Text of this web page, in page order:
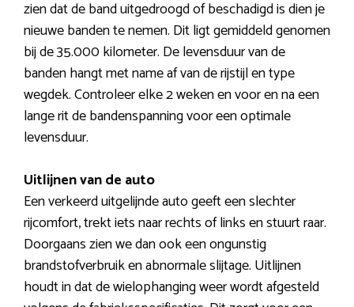
zien dat de band uitgedroogd of beschadigd is dien je
nieuwe banden te nemen. Dit ligt gemiddeld genomen
bij de 35.000 kilometer. De levensduur van de
banden hangt met name af van de rijstijl en type
wegdek. Controleer elke 2 weken en voor en na een
lange rit de bandenspanning voor een optimale
levensduur.
Uitlijnen van de auto
Een verkeerd uitgelijnde auto geeft een slechter
rijcomfort, trekt iets naar rechts of links en stuurt raar.
Doorgaans zien we dan ook een ongunstig
brandstofverbruik en abnormale slijtage. Uitlijnen
houdt in dat de wielophanging weer wordt afgesteld